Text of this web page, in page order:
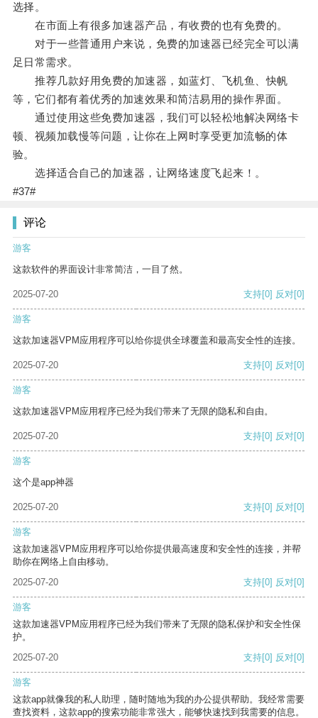
选择。
在市面上有很多加速器产品，有收费的也有免费的。
对于一些普通用户来说，免费的加速器已经完全可以满
足日常需求。
推荐几款好用免费的加速器，如蓝灯、飞机鱼、快帆
等，它们都有着优秀的加速效果和简洁易用的操作界面。
通过使用这些免费加速器，我们可以轻松地解决网络卡
顿、视频加载慢等问题，让你在上网时享受更加流畅的体
验。
选择适合自己的加速器，让网络速度飞起来！。
#37#
评论
游客
这款软件的界面设计非常简洁，一目了然。
2025-07-20 支持[0] 反对[0]
游客
这款加速器VPM应用程序可以给你提供全球覆盖和最高安全性的连接。
2025-07-20 支持[0] 反对[0]
游客
这款加速器VPM应用程序已经为我们带来了无限的隐私和自由。
2025-07-20 支持[0] 反对[0]
游客
这个是app神器
2025-07-20 支持[0] 反对[0]
游客
这款加速器VPM应用程序可以给你提供最高速度和安全性的连接，并帮
助你在网络上自由移动。
2025-07-20
支持[0] 反对[0]
游客
这款加速器VPM应用程序已经为我们带来了无限的隐私保护和安全性保
护。
2025-07-20
支持[0] 反对[0]
游客
这款app就像我的私人助理，随时随地为我的办公提供帮助。我经常需要
查找资料，这款app的搜索功能非常强大，能够快速找到我需要的信息。